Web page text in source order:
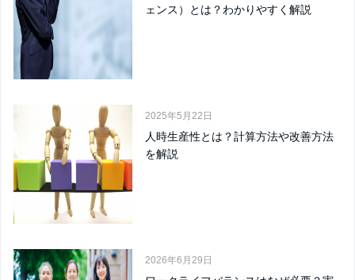
ェンス）とは？わかりやすく解説
2025年5月22日
人時生産性とは？計算方法や改善方法
を解説
2026年6月29日